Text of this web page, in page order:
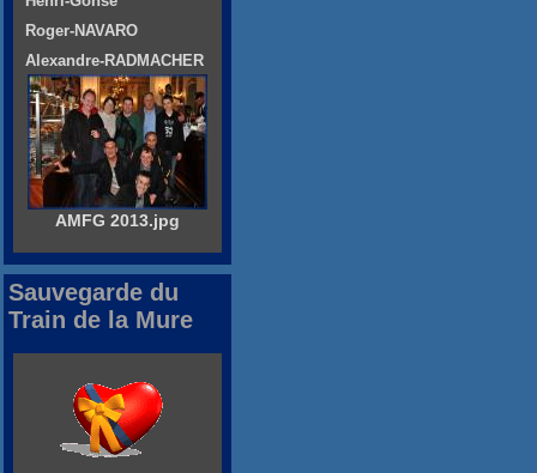
Roger-NAVARO
Alexandre-RADMACHER
AMFG 2013.jpg
Sauvegarde du
Train de la Mure